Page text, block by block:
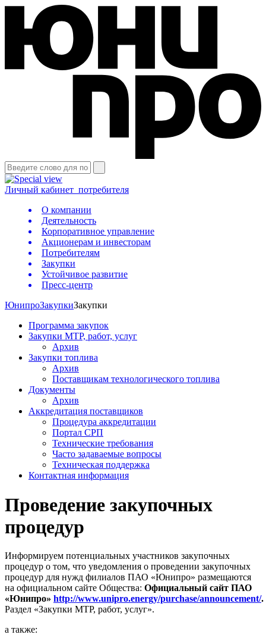
Личный кабинет потребителя
О компании
Деятельность
Корпоративное управление
Акционерам и инвесторам
Потребителям
Закупки
Устойчивое развитие
Пресс-центр
ЮнипроЗакупкиЗакупки
Программа закупок
Закупки МТР, работ, услуг
Архив
Закупки топлива
Архив
Поставщикам технологического топлива
Документы
Архив
Аккредитация поставщиков
Процедура аккредитации
Портал СРП
Технические требования
Часто задаваемые вопросы
Техническая поддержка
Контактная информация
Проведение закупочных
процедур
Информируем потенциальных участников закупочных
процедур о том, что уведомления о проведении закупочных
процедур для нужд филиалов ПАО «Юнипро» размещаются
на официальном сайте Общества: Официальный сайт ПАО
«Юнипро» http://www.unipro.energy/purchase/announcement/.
Раздел «Закупки МТР, работ, услуг».
а также: